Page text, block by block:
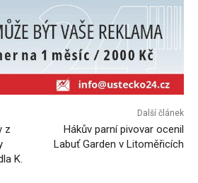
z
K.
Další článek
Hákův parní pivovar ocenil
Labuť Garden v Litoměřicích